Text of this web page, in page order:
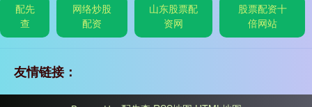
配先
查
网络炒股
配资
山东股票配
资网
股票配资十
倍网站
友情链接：